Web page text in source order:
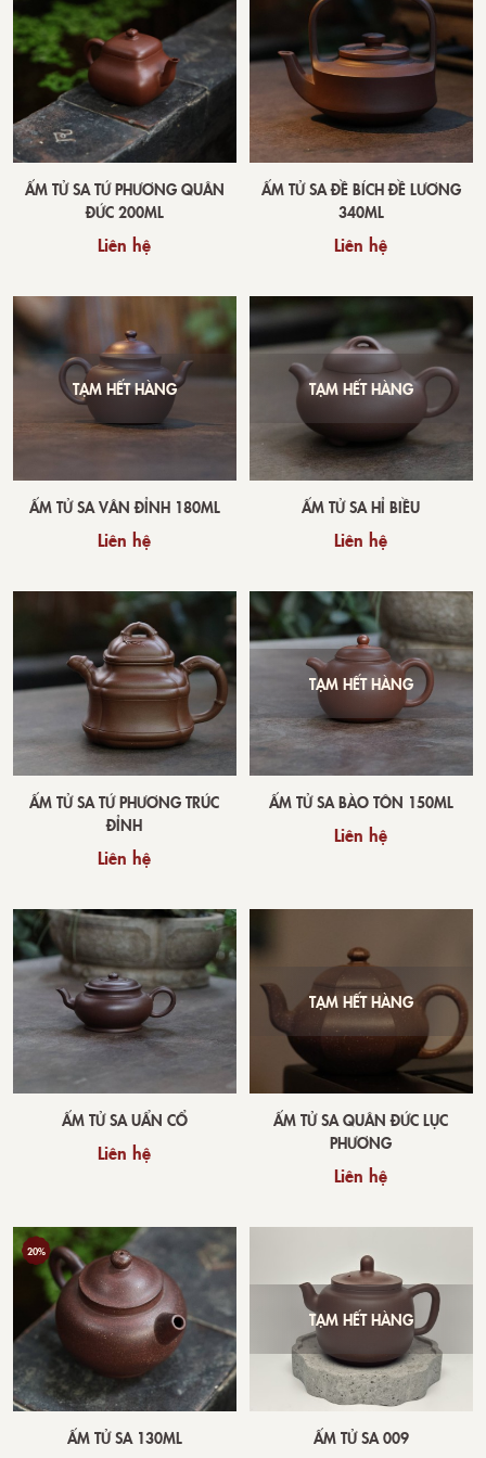
ẤM TỬ SA TỨ PHƯƠNG QUÂN
ĐỨC 200ML
Liên hệ
ẤM TỬ SA ĐỀ BÍCH ĐỀ LƯƠNG
340ML
Liên hệ
TẠM HẾT HÀNG
ẤM TỬ SA VÂN ĐỈNH 180ML
Liên hệ
TẠM HẾT HÀNG
ẤM TỬ SA HỈ BIỀU
Liên hệ
ẤM TỬ SA TỨ PHƯƠNG TRÚC
ĐỈNH
Liên hệ
TẠM HẾT HÀNG
ẤM TỬ SA BÀO TÔN 150ML
Liên hệ
ẤM TỬ SA UẨN CỔ
Liên hệ
TẠM HẾT HÀNG
ẤM TỬ SA QUÂN ĐỨC LỤC
PHƯƠNG
Liên hệ
20%
ẤM TỬ SA 130ML
TẠM HẾT HÀNG
ẤM TỬ SA 009